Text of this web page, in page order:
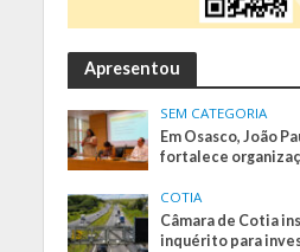
Apresentou
SEM CATEGORIA
Em Osasco, João
fortalece
COTIA
Câmara de Cotia
inquérito para